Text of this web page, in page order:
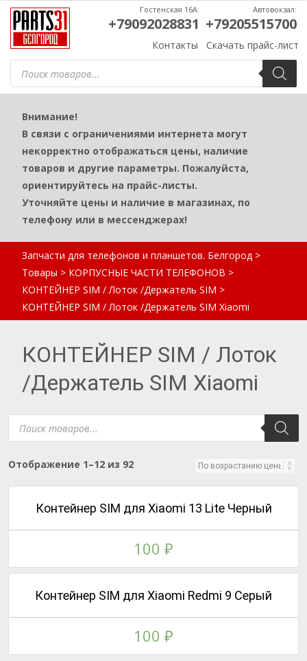
Поиск
товаров
Контакты Скачать прайс-лист
Гостенская 16А:
+79092028831
Автовокзал:
+79205515700
Внимание!
В связи с ограничениями интернета могут
некорректно отображаться цены, наличие
товаров и другие параметры. Пожалуйста,
ориентируйтесь на прайс-листы.
Уточняйте цены и наличие в магазинах, по
телефону или в мессенджерах!
Запчасти для телефонов и планшетов. Белгород >
Товары > КОРПУСНЫЕ ЧАСТИ ТЕЛЕФОНОВ >
КОНТЕЙНЕР SIM / Лоток /Держатель SIM >
КОНТЕЙНЕР SIM / Лоток /Держатель SIM Xiaomi
КОНТЕЙНЕР SIM / Лоток
/Держатель SIM Xiaomi
Поиск
товаров
Отображение 1–12 из 92Цены:
Контейнер SIM для Xiaomi Redmi 9 Серый
100 ₽
Контейнер SIM для Xiaomi 13 Lite Черный
100 ₽